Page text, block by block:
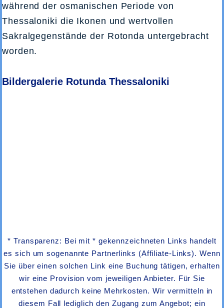
während der osmanischen Periode von
Thessaloniki die Ikonen und wertvollen
Sakralgegenstände der Rotonda untergebracht
worden.
Bildergalerie Rotunda Thessaloniki
* Transparenz: Bei mit * gekennzeichneten Links handelt
es sich um sogenannte Partnerlinks (Affiliate-Links). Wenn
Sie über einen solchen Link eine Buchung tätigen, erhalten
wir eine Provision vom jeweiligen Anbieter. Für Sie
entstehen dadurch keine Mehrkosten. Wir vermitteln in
diesem Fall lediglich den Zugang zum Angebot; ein